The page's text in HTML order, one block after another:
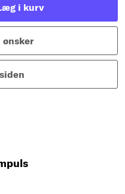
i kurv